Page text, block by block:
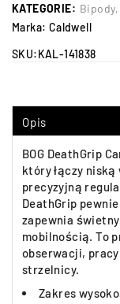
KATEGORIE: Bipody
Marka: Caldwell
SKU:KAL-141838
Opis
BOG DeathGrip
który łączy
precyzyjną
DeathGrip
zapewnia
mobilnością. To
obserwacji,
strzelnicy.
Zakres